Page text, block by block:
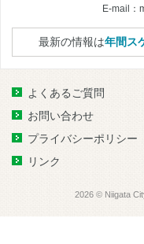
E-mail：
最新の情報は年間ス
よくあるご質問
お問い合わせ
プライバシーポリシー
リンク
2026 © Niigata